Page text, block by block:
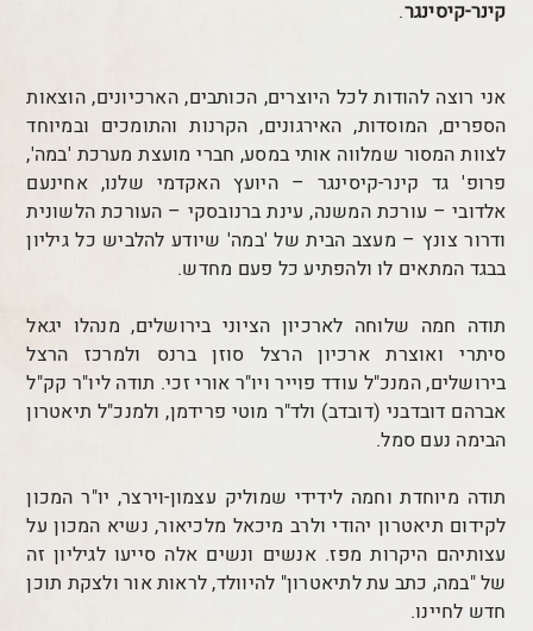
קינר-קיסינגר.
אני רוצה להודות לכל היוצרים, הכותבים, הארכיונים, הוצאות
הספרים, המוסדות, האירגונים, הקרנות והתומכים ובמיוחד
לצוות המסור שמלווה אותי במסע, חברי מועצת מערכת 'במה',
פרופ' גד קינר-קיסינגר – היועץ האקדמי שלנו, אחינעם
אלדובי – עורכת המשנה, עינת ברנובסקי – העורכת הלשונית
ודרור צונץ – מעצב הבית של 'במה' שיודע להלביש כל גיליון
בבגד המתאים לו ולהפתיע כל פעם מחדש.
תודה חמה שלוחה לארכיון הציוני בירושלים, מנהלו יגאל
סיתרי ואוצרת ארכיון הרצל סוזן ברנס ולמרכז הרצל
בירושלים, המנכ"ל עודד פוייר ויו"ר אורי זכי. תודה ליו"ר קק"ל
אברהם דובדבני (דובדב) ולד"ר מוטי פרידמן, ולמנכ"ל תיאטרון
הבימה נעם סמל.
תודה מיוחדת וחמה לידידי שמוליק עצמון-וירצר, יו"ר המכון
לקידום תיאטרון יהודי ולרב מיכאל מלכיאור, נשיא המכון על
עצותיהם היקרות מפז. אנשים ונשים אלה סייעו לגיליון זה
של "במה, כתב עת לתיאטרון" להיוולד, לראות אור ולצקת תוכן
חדש לחיינו.